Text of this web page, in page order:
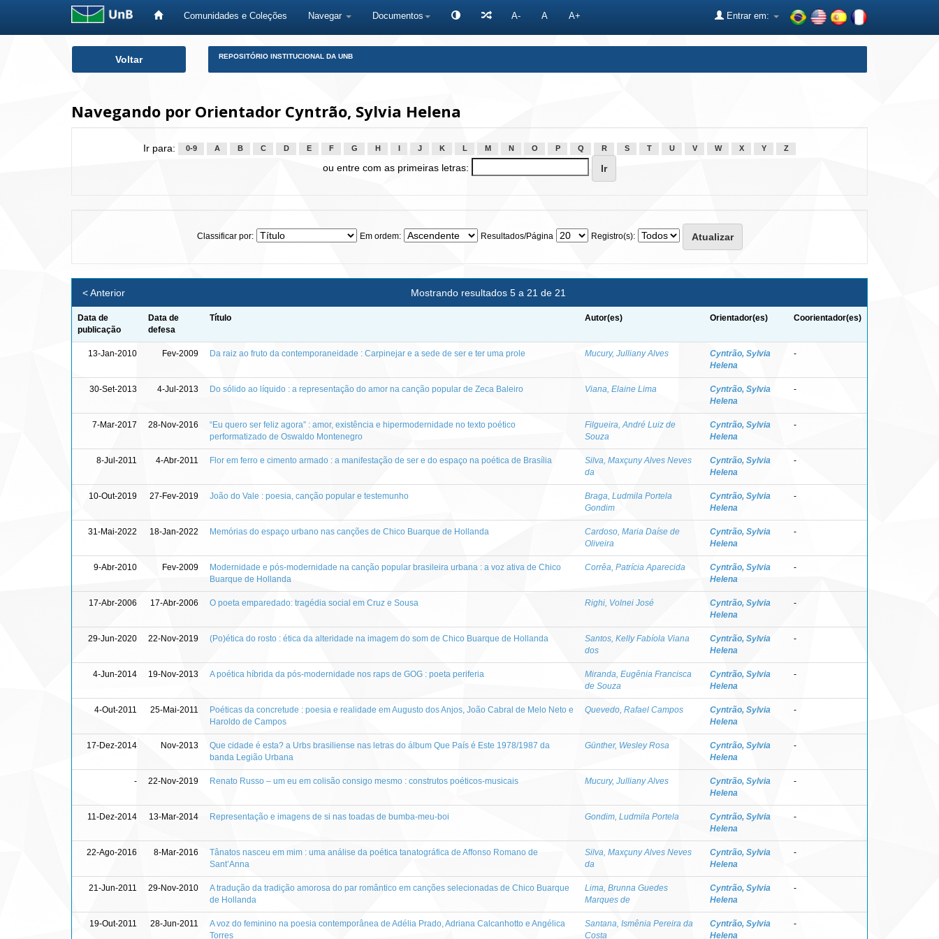
Comunidades e Coleções Navegar Documentos A- A A+ Entrar em:
Voltar REPOSITÓRIO INSTITUCIONAL DA UNB
Navegando por Orientador Cyntrão, Sylvia Helena
Ir para: 0-9 A B C D E F G H J K L M N O P Q R S T U V W X Y Z
ou entre com as primeiras letras:
Classificar por: Em ordem: Resultados/Página Registro(s):
Mostrando resultados 5 a 21 de 21
< Anterior
Data de
publicação
Data de
defesa
Título Autor(es) Orientador(es) Coorientador(es)
13-Jan-2010 Fev-2009 Da raiz ao fruto da contemporaneidade : Carpinejar e a sede de ser e ter uma prole Mucury, Julliany Alves
Cyntrão, Sylvia
Helena
-
30-Set-2013 4-Jul-2013 Do sólido ao líquido : a representação do amor na canção popular de Zeca Baleiro Viana, Elaine Lima
Cyntrão, Sylvia
Helena
-
7-Mar-2017 28-Nov-2016
“Eu quero ser feliz agora” : amor, existência e hipermodernidade no texto poético
performatizado de Oswaldo Montenegro
Filgueira, André Luiz de
Souza
Cyntrão, Sylvia
Helena
-
8-Jul-2011 4-Abr-2011 Flor em ferro e cimento armado : a manifestação de ser e do espaço na poética de Brasília
Silva, Maxçuny Alves Neves
da
Cyntrão, Sylvia
Helena
-
10-Out-2019 27-Fev-2019 João do Vale : poesia, canção popular e testemunho
Braga, Ludmila Portela
Gondim
Cyntrão, Sylvia
Helena
-
31-Mai-2022 18-Jan-2022 Memórias do espaço urbano nas canções de Chico Buarque de Hollanda
Cardoso, Maria Daíse de
Oliveira
Cyntrão, Sylvia
Helena
-
9-Abr-2010 Fev-2009
Modernidade e pós-modernidade na canção popular brasileira urbana : a voz ativa de Chico
Buarque de Hollanda
Corrêa, Patrícia Aparecida
Cyntrão, Sylvia
Helena
-
17-Abr-2006 17-Abr-2006 O poeta emparedado: tragédia social em Cruz e Sousa Righi, Volnei José
Cyntrão, Sylvia
Helena
-
29-Jun-2020 22-Nov-2019 (Po)ética do rosto : ética da alteridade na imagem do som de Chico Buarque de Hollanda
Santos, Kelly Fabíola Viana
dos
Cyntrão, Sylvia
Helena
-
4-Jun-2014 19-Nov-2013 A poética híbrida da pós-modernidade nos raps de GOG : poeta periferia
Miranda, Eugênia Francisca
de Souza
Cyntrão, Sylvia
Helena
-
4-Out-2011 25-Mai-2011
Poéticas da concretude : poesia e realidade em Augusto dos Anjos, João Cabral de Melo Neto e
Haroldo de Campos
Quevedo, Rafael Campos
Cyntrão, Sylvia
Helena
-
17-Dez-2014 Nov-2013
Que cidade é esta? a Urbs brasiliense nas letras do álbum Que País é Este 1978/1987 da
banda Legião Urbana
Günther, Wesley Rosa
Cyntrão, Sylvia
Helena
-
- 22-Nov-2019 Renato Russo – um eu em colisão consigo mesmo : construtos poéticos-musicais Mucury, Julliany Alves
Cyntrão, Sylvia
Helena
-
11-Dez-2014 13-Mar-2014 Representação e imagens de si nas toadas de bumba-meu-boi Gondim, Ludmila Portela
Cyntrão, Sylvia
Helena
-
22-Ago-2016 8-Mar-2016
Tânatos nasceu em mim : uma análise da poética tanatográfica de Affonso Romano de
Sant’Anna
Silva, Maxçuny Alves Neves
da
Cyntrão, Sylvia
Helena
-
21-Jun-2011 29-Nov-2010
A tradução da tradição amorosa do par romântico em canções selecionadas de Chico Buarque
de Hollanda
Lima, Brunna Guedes
Marques de
Cyntrão, Sylvia
Helena
-
19-Out-2011 28-Jun-2011
A voz do feminino na poesia contemporânea de Adélia Prado, Adriana Calcanhotto e Angélica
Torres
Santana, Ismênia Pereira da
Costa
Cyntrão, Sylvia
Helena
-